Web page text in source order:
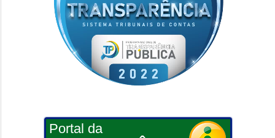
Portal da